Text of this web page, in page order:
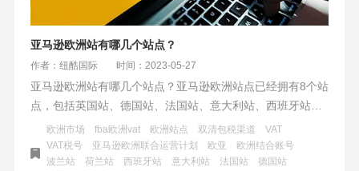
亚马逊欧洲站有哪几个站点？
作者：纽酷国际 时间：2023-05-27
亚马逊欧洲站有哪几个站点？亚马逊欧洲站点已经拥有8个站
点，包括英国站、德国站、法国站、意大利站、西班牙站、
荷兰站、波兰站以及最新开通的瑞典站。这些欧洲站点简称
为欧亚站点，这是继北美站点（美亚）之后的第二大亚马逊
市场。欧洲站点不仅拥有购买力大，而且利润率也比较高，
欧洲市场 fba欧洲vat 欧洲站点 双清包税渠道
VAT
VAT税号
亚马逊欧洲联合运营计划 欧亚
欧洲结合账号
波兰站
荷兰站 西班牙站 意大利站 法国站
德国站